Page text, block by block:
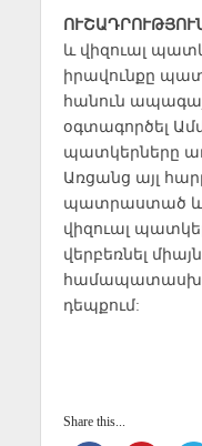
և վիզուալ
իրավունքը
հանուն
օգտագործել
պատկերները
Առցանց այլ
պատրաստած և
վիզուալ
վերբեռնել
դեպքում:
Share this...